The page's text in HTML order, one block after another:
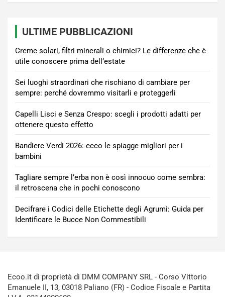
ULTIME PUBBLICAZIONI
Creme solari, filtri minerali o chimici? Le differenze che è
utile conoscere prima dell’estate
Sei luoghi straordinari che rischiano di cambiare per
sempre: perché dovremmo visitarli e proteggerli
Capelli Lisci e Senza Crespo: scegli i prodotti adatti per
ottenere questo effetto
Bandiere Verdi 2026: ecco le spiagge migliori per i
bambini
Tagliare sempre l’erba non è così innocuo come sembra:
il retroscena che in pochi conoscono
Decifrare i Codici delle Etichette degli Agrumi: Guida per
Identificare le Bucce Non Commestibili
Ecoo.it di proprietà di DMM COMPANY SRL - Corso Vittorio
Emanuele II, 13, 03018 Paliano (FR) - Codice Fiscale e Partita